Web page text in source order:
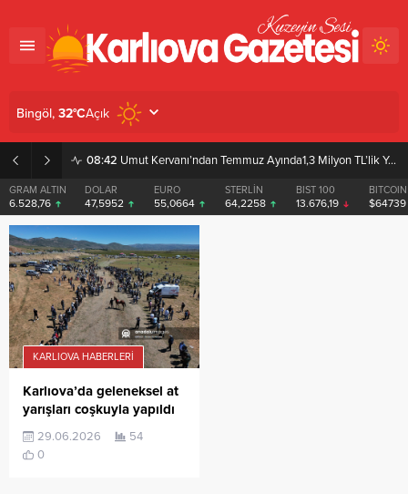
08:42 Umut Kervanı’ndan Temmuz Ayında1,3 Milyon TL’lik Yardım
GRAM ALTIN
6.528,76
DOLAR
47,5952
EURO
55,0664
STERLİN
64,2258
BIST 100
13.676,19
BITCOIN
$64739
Bingöl, 32°CAçık
KARLIOVA HABERLERI
Karlıova’da geleneksel at
yarışları coşkuyla yapıldı
29.06.2026
54
0